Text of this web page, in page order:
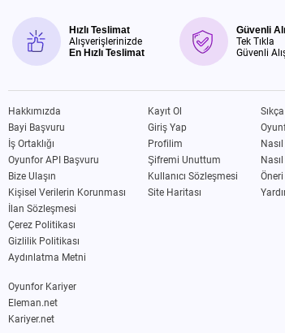
Hızlı Teslimat
Alışverişlerinizde
En Hızlı Teslimat
Güvenli
Tek Tıkla
Güvenli
Hakkımızda
Bayi Başvuru
İş Ortaklığı
Oyunfor API Başvuru
Bize Ulaşın
Kişisel Verilerin Korunması
İlan Sözleşmesi
Çerez Politikası
Gizlilik Politikası
Aydınlatma Metni
Kayıt Ol
Giriş Yap
Profilim
Şifremi Unuttum
Kullanıcı Sözleşmesi
Site Haritası
Oyunfor Kariyer
Eleman.net
Kariyer.net